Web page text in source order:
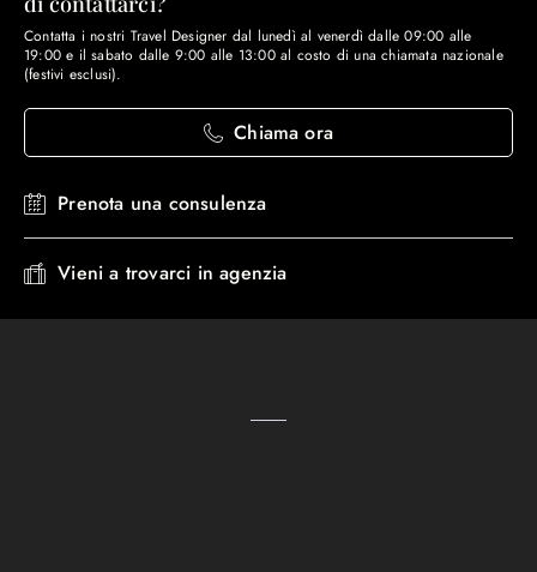
Contatta i nostri Travel Designer dal lunedì al venerdì dalle 09:00 alle
19:00 e il sabato dalle 9:00 alle 13:00 al costo di una chiamata nazionale
(festivi esclusi).
Chiama ora
Prenota una consulenza
Vieni a trovarci in agenzia